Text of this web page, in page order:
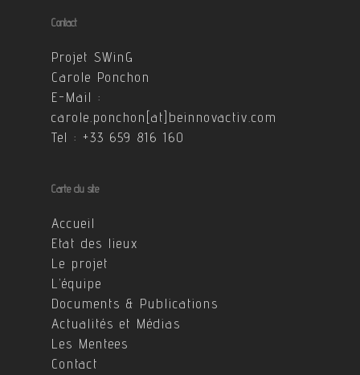
Contact
Projet SWinG
Carole Ponchon
E-Mail :
carole.ponchon[at]beinnovactiv.com
Tel : +33 659 816 160
Carte du site
Accueil
Etat des lieux
Le projet
L’équipe
Documents & Publications
Actualités et Médias
Les Mentees
Contact